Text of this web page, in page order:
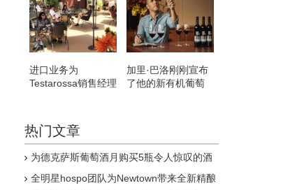
进口业务为
Testarossa销售经理
加里·巴洛刚刚宣布
了他的新有机葡萄
热门文章
为德克萨斯葡萄酒月购买5瓶令人惊叹的酒
全明星hospo团队为Newtown带来全新精酿